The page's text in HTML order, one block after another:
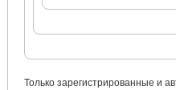
Только зарегистрированные и